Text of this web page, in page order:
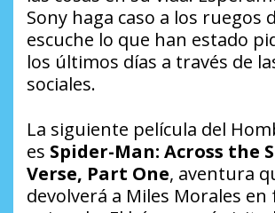
Sony haga caso a los ruegos
escuche lo que han estado
los últimos días a través de
sociales.
La siguiente película del
es Spider-Man: Across the
Verse, Part One, aventura
devolverá a Miles Morales